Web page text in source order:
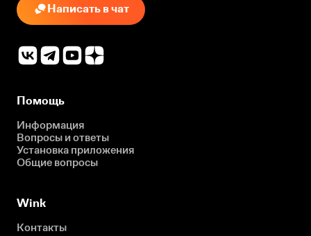
Написать в чат
Помощь
Информация
Вопросы и ответы
Установка приложения
Общие вопросы
Wink
Контакты